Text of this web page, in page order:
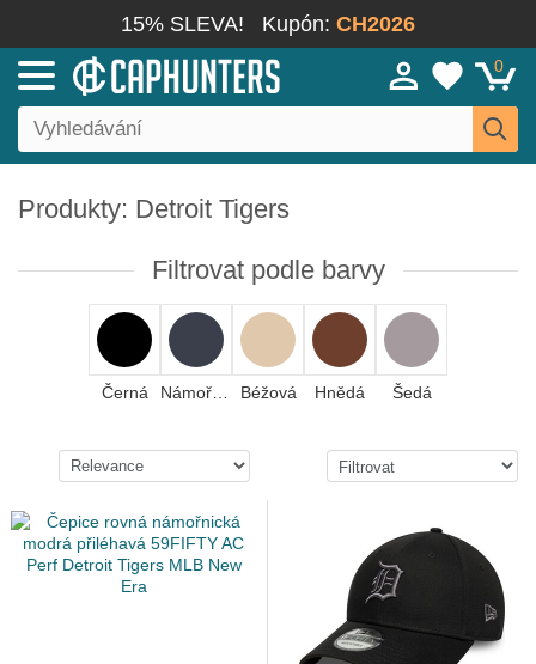
15% SLEVA! Kupón: CH2026
0
Produkty: Detroit Tigers
Filtrovat podle barvy
Černá Béžová Hnědá Šedá